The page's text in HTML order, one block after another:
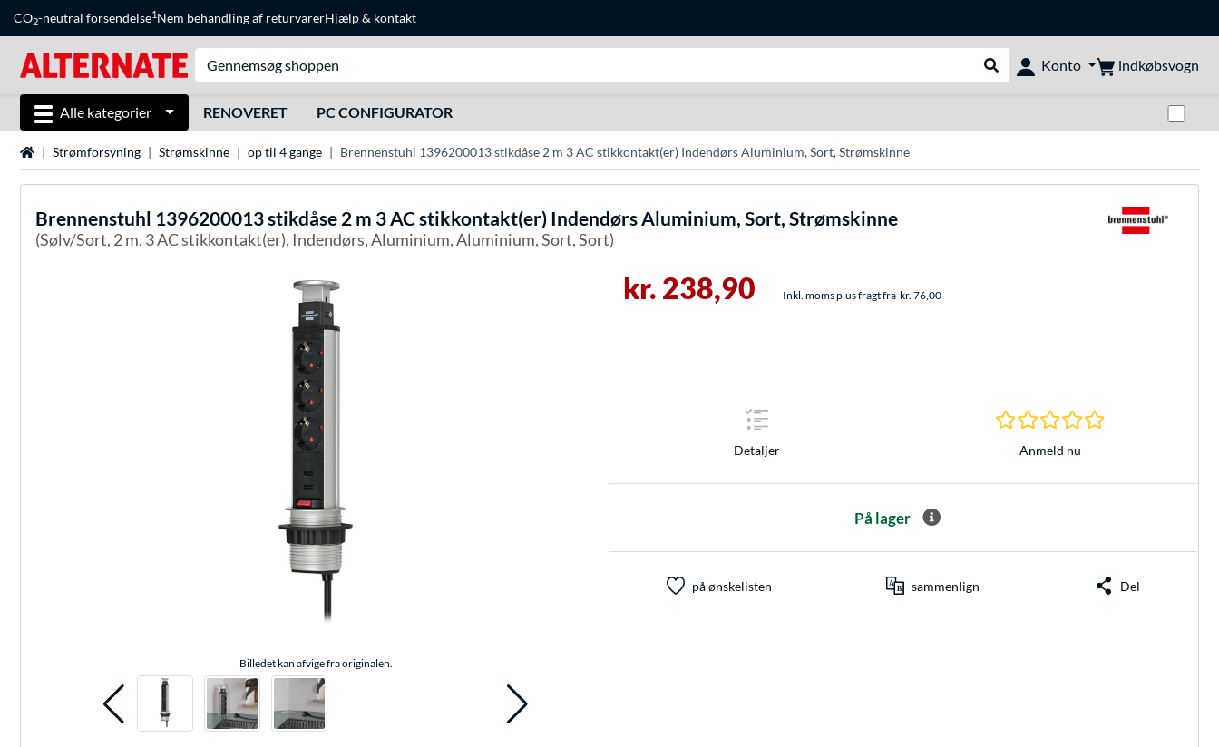
CO2-neutral forsendelse1Nem behandling af returvarerHjælp& kontakt
Udfør søgning
Konto indkøbsvogn
Alle kategorier RENOVERET PC CONFIGURATOR
StartsideStrømforsyning Strømskinne op til 4 gange Brennenstuhl 1396200013 stikdåse 2 m 3 AC stikkontakt(er) Indendørs Aluminium, Sort, Strømskinne
Brennenstuhl 1396200013 stikdåse 2 m 3 AC stikkontakt(er) Indendørs Aluminium, Sort, Strømskinne
(Sølv/Sort, 2 m, 3 AC stikkontakt(er), Indendørs, Aluminium, Aluminium, Sort, Sort)
Billedet kan afvige fra originalen.
kr. 238,90 Inkl. moms plus fragt fra kr. 76,00
Detaljer
0.0 Stjerner hos 0
Anmeld nu
På lager
på ønskelisten sammenlign Del